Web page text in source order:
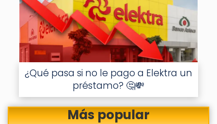
¿Qué pasa si no le pago a Elektra un
préstamo? 🤔💸
Más popular